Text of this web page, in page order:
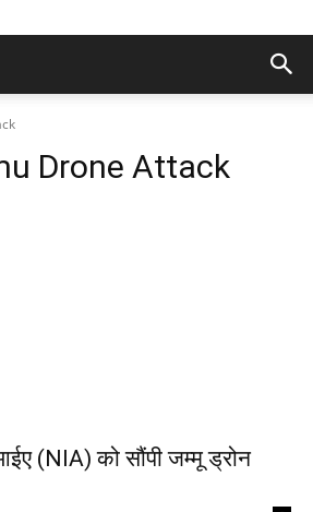
Drone Attack
(NIA) को सौंपी जम्मू ड्रोन